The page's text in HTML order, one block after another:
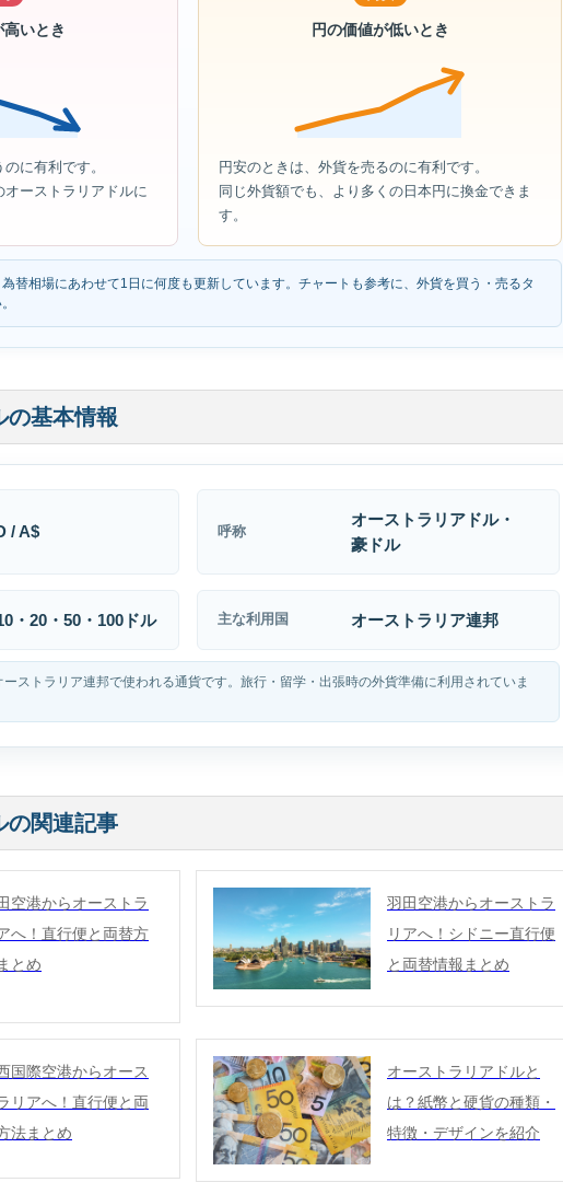
いとき
に有利です。
ーストラリアドルに
円の価値が低いとき
円安のときは、外貨を売るのに有利です。
同じ外貨額でも、より多くの日本円に換金できま
す。
替相場にあわせて1日に何度も更新しています。チャートも参考に、外貨を買う・売るタ
の基本情報
/ A$ 呼称
オーストラリアドル・
豪ドル
・20・50・100ドル 主な利用国 オーストラリア連邦
ストラリア連邦で使われる通貨です。旅行・留学・出張時の外貨準備に利用されていま
の関連記事
空港からオーストラ
へ！直行便と両替方
とめ
羽田空港からオーストラ
リアへ！シドニー直行便
と両替情報まとめ
国際空港からオース
リアへ！直行便と両
法まとめ
オーストラリアドルと
は？紙幣と硬貨の種類・
特徴・デザインを紹介